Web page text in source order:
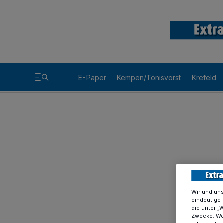
E-Paper Kempen/Tönisvorst Krefeld
Wir und
eindeutige
die unter
Zwecke.